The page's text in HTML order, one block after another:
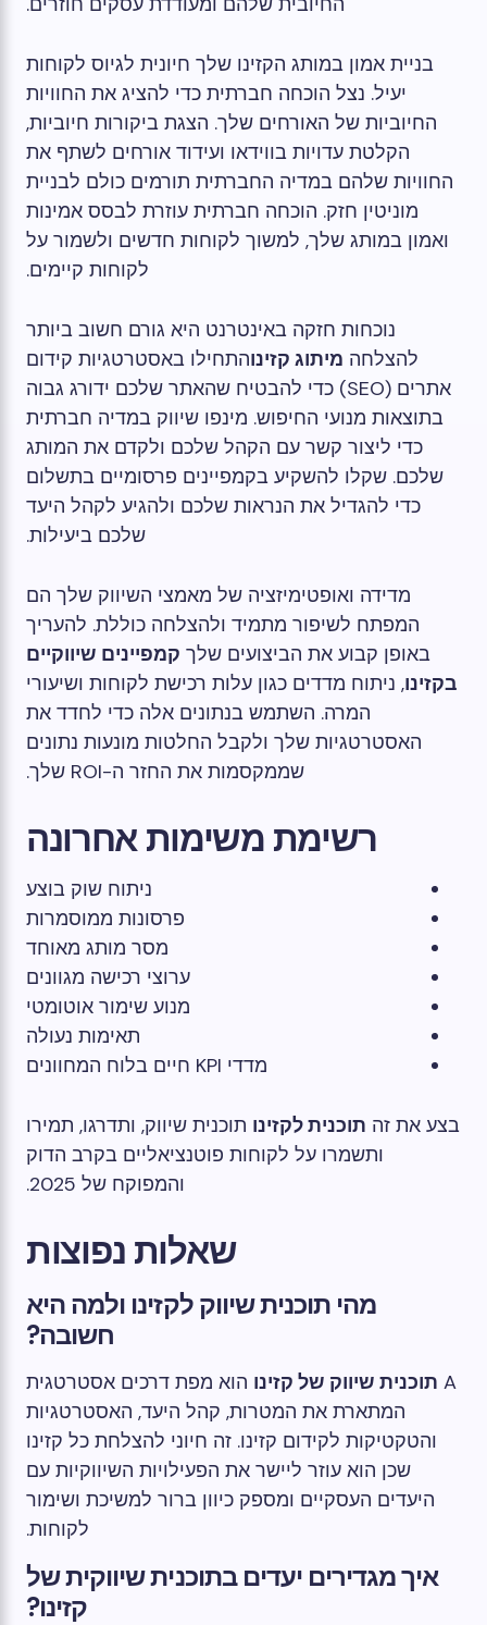
בניית אמון במותג הקזינו שלך חיונית לגיוס לקוחות
יעיל. נצל הוכחה חברתית כדי להציג את החוויות
החיוביות של האורחים שלך. הצגת ביקורות חיוביות,
הקלטת עדויות בווידאו ועידוד אורחים לשתף את
החוויות שלהם במדיה החברתית תורמים כולם לבניית
מוניטין חזק. הוכחה חברתית עוזרת לבסס אמינות
ואמון במותג שלך, למשוך לקוחות חדשים ולשמור על
לקוחות קיימים.
נוכחות חזקה באינטרנט היא גורם חשוב ביותר
להצלחה מיתוג קזינוהתחילו באסטרטגיות קידום
אתרים (SEO) כדי להבטיח שהאתר שלכם ידורג גבוה
בתוצאות מנועי החיפוש. מינפו שיווק במדיה חברתית
כדי ליצור קשר עם הקהל שלכם ולקדם את המותג
שלכם. שקלו להשקיע בקמפיינים פרסומיים בתשלום
כדי להגדיל את הנראות שלכם ולהגיע לקהל היעד
שלכם ביעילות.
מדידה ואופטימיזציה של מאמצי השיווק שלך הם
המפתח לשיפור מתמיד ולהצלחה כוללת. להעריך
באופן קבוע את הביצועים שלך קמפיינים שיווקיים
בקזינו, ניתוח מדדים כגון עלות רכישת לקוחות ושיעורי
המרה. השתמש בנתונים אלה כדי לחדד את
האסטרטגיות שלך ולקבל החלטות מונעות נתונים
שממקסמות את החזר ה-ROI שלך.
רשימת משימות אחרונה
ניתוח שוק בוצע
פרסונות ממוסמרות
מסר מותג מאוחד
ערוצי רכישה מגוונים
מנוע שימור אוטומטי
תאימות נעולה
מדדי KPI חיים בלוח המחוונים
בצע את זה תוכנית לקזינו תוכנית שיווק, ותדרגו, תמירו
ותשמרו על לקוחות פוטנציאליים בקרב הדוק
והמפוקח של 2025.
שאלות נפוצות
מהי תוכנית שיווק לקזינו ולמה היא
חשובה?
A תוכנית שיווק של קזינו הוא מפת דרכים אסטרטגית
המתארת ​​את המטרות, קהל היעד, האסטרטגיות
והטקטיקות לקידום קזינו. זה חיוני להצלחת כל קזינו
שכן הוא עוזר ליישר את הפעילויות השיווקיות עם
היעדים העסקיים ומספק כיוון ברור למשיכת ושימור
לקוחות.
איך מגדירים יעדים בתוכנית שיווקית של
קזינו?